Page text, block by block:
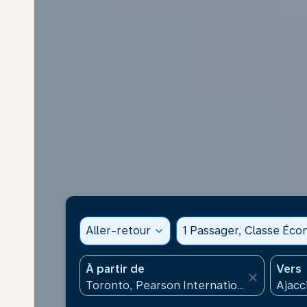
Aller-retour expand_more 1 Passager, Classe
À partir de
close
Vers